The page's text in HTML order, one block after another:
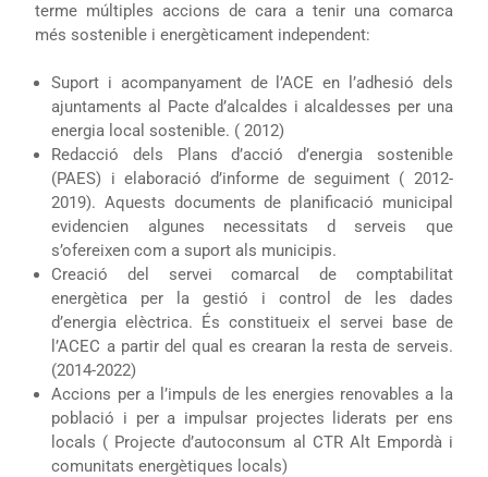
terme múltiples accions de cara a tenir una comarca
més sostenible i energèticament independent:
Suport i acompanyament de l’ACE en l’adhesió dels
ajuntaments al Pacte d’alcaldes i alcaldesses per una
energia local sostenible. ( 2012)
Redacció dels Plans d’acció d’energia sostenible
(PAES) i elaboració d’informe de seguiment ( 2012-
2019). Aquests documents de planificació municipal
evidencien algunes necessitats d serveis que
s’ofereixen com a suport als municipis.
Creació del servei comarcal de comptabilitat
energètica per la gestió i control de les dades
d’energia elèctrica. És constitueix el servei base de
l’ACEC a partir del qual es crearan la resta de serveis.
(2014-2022)
Accions per a l’impuls de les energies renovables a la
població i per a impulsar projectes liderats per ens
locals ( Projecte d’autoconsum al CTR Alt Empordà i
comunitats energètiques locals)